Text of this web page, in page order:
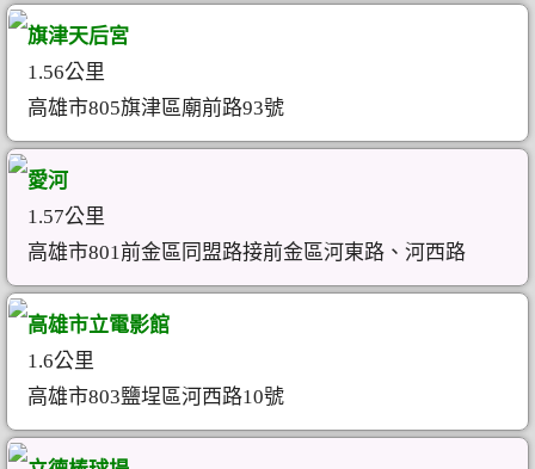
旗津天后宮
1.56公里
高雄市805旗津區廟前路93號
愛河
1.57公里
高雄市801前金區同盟路接前金區河東路、河西路
高雄市立電影館
1.6公里
高雄市803鹽埕區河西路10號